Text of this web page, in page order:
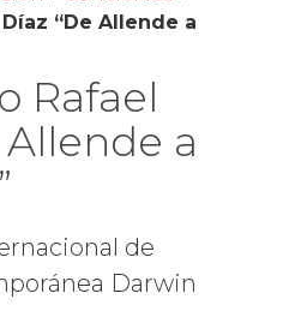
“De Allende a
Rafael
Allende a
de
Darwin